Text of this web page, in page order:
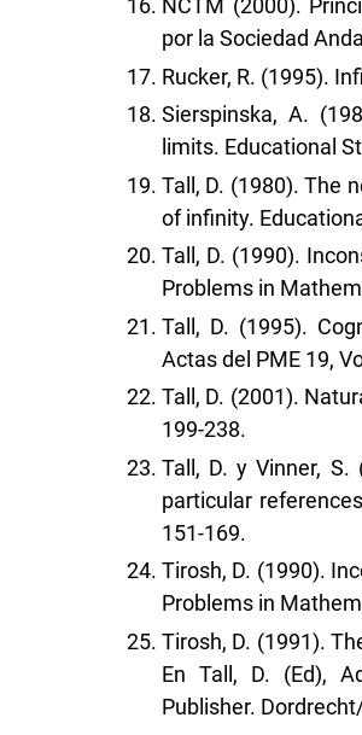
NCTM (2000).
por la Sociedad
Rucker, R. (1995).
Sierspinska, A.
limits. Educational
Tall, D. (1980). The
of infinity.
Tall, D. (1990).
Problems in
Tall, D. (1995).
Actas del PME 19,
Tall, D. (2001).
199-238.
Tall, D. y Vinner,
particular
151-169.
Tirosh, D. (1990).
Problems in
Tirosh, D. (1991).
En Tall, D. (Ed),
Publisher.